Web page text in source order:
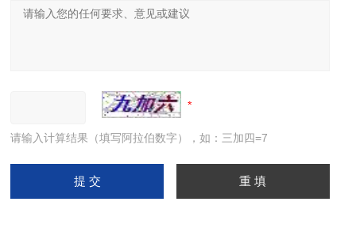
请输入计算结果（填写阿拉伯数字），如：三加四=7